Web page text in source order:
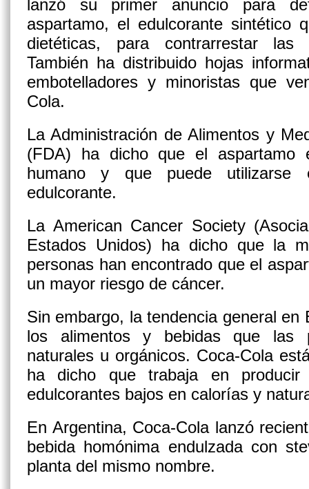
lanzó su primer anuncio para
aspartamo, el edulcorante sintético
dietéticas, para contrarrestar las
También ha distribuido hojas
embotelladores y minoristas que
Cola.
La Administración de Alimentos y
(FDA) ha dicho que el aspartamo
humano y que puede utilizarse
edulcorante.
La American Cancer Society
Estados Unidos) ha dicho que la
personas han encontrado que el
un mayor riesgo de cáncer.
Sin embargo, la tendencia general en
los alimentos y bebidas que las
naturales u orgánicos. Coca-Cola
ha dicho que trabaja en producir
edulcorantes bajos en calorías y
En Argentina, Coca-Cola lanzó
bebida homónima endulzada con
planta del mismo nombre.